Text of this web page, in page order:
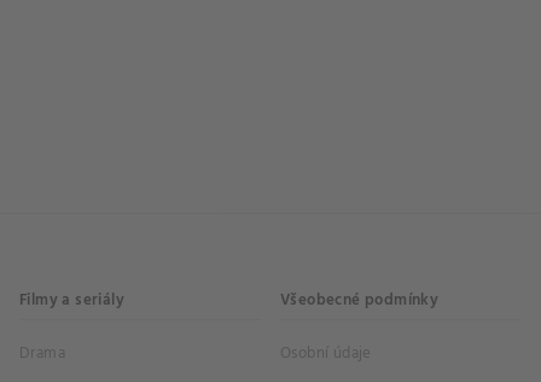
Filmy a seriály
Drama
Všeobecné podmínky
Osobní údaje